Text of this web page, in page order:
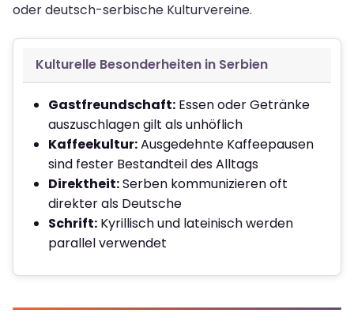
oder deutsch-serbische Kulturvereine.
Kulturelle Besonderheiten in Serbien
Gastfreundschaft: Essen oder Getränke
auszuschlagen gilt als unhöflich
Kaffeekultur:Ausgedehnte Kaffeepausen
sind fester Bestandteil des Alltags
Direktheit:Serben kommunizieren oft
direkter als Deutsche
Schrift: Kyrillisch und lateinisch werden
parallel verwendet